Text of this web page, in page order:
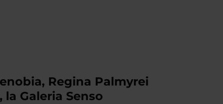
Regina Palmyrei
la Galeria Senso